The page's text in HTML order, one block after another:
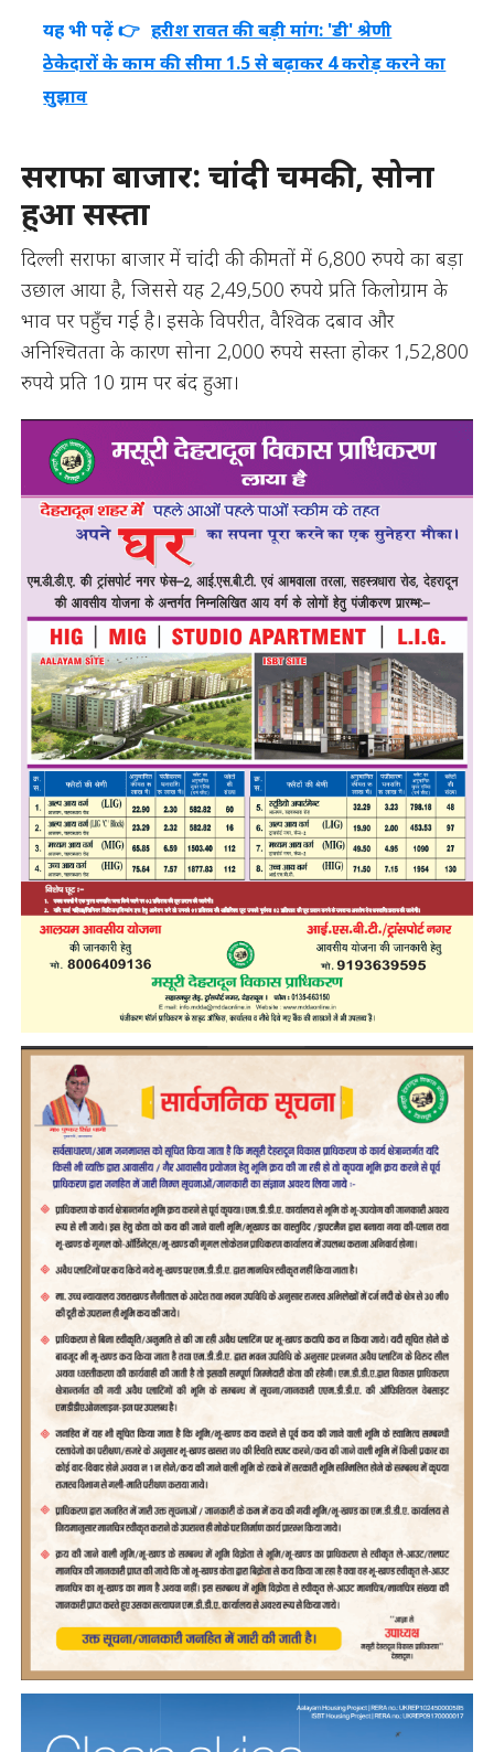
यह भी पढ़ें 👉 हरीश रावत की बड़ी मांग: 'डी' श्रेणी
ठेकेदारों के काम की सीमा 1.5 से बढ़ाकर 4 करोड़ करने का
सुझाव
सराफा बाजार: चांदी चमकी, सोना
हुआ सस्ता
दिल्ली सराफा बाजार में चांदी की कीमतों में 6,800 रुपये का बड़ा
उछाल आया है, जिससे यह 2,49,500 रुपये प्रति किलोग्राम के
भाव पर पहुँच गई है। इसके विपरीत, वैश्विक दबाव और
अनिश्चितता के कारण सोना 2,000 रुपये सस्ता होकर 1,52,800
रुपये प्रति 10 ग्राम पर बंद हुआ।